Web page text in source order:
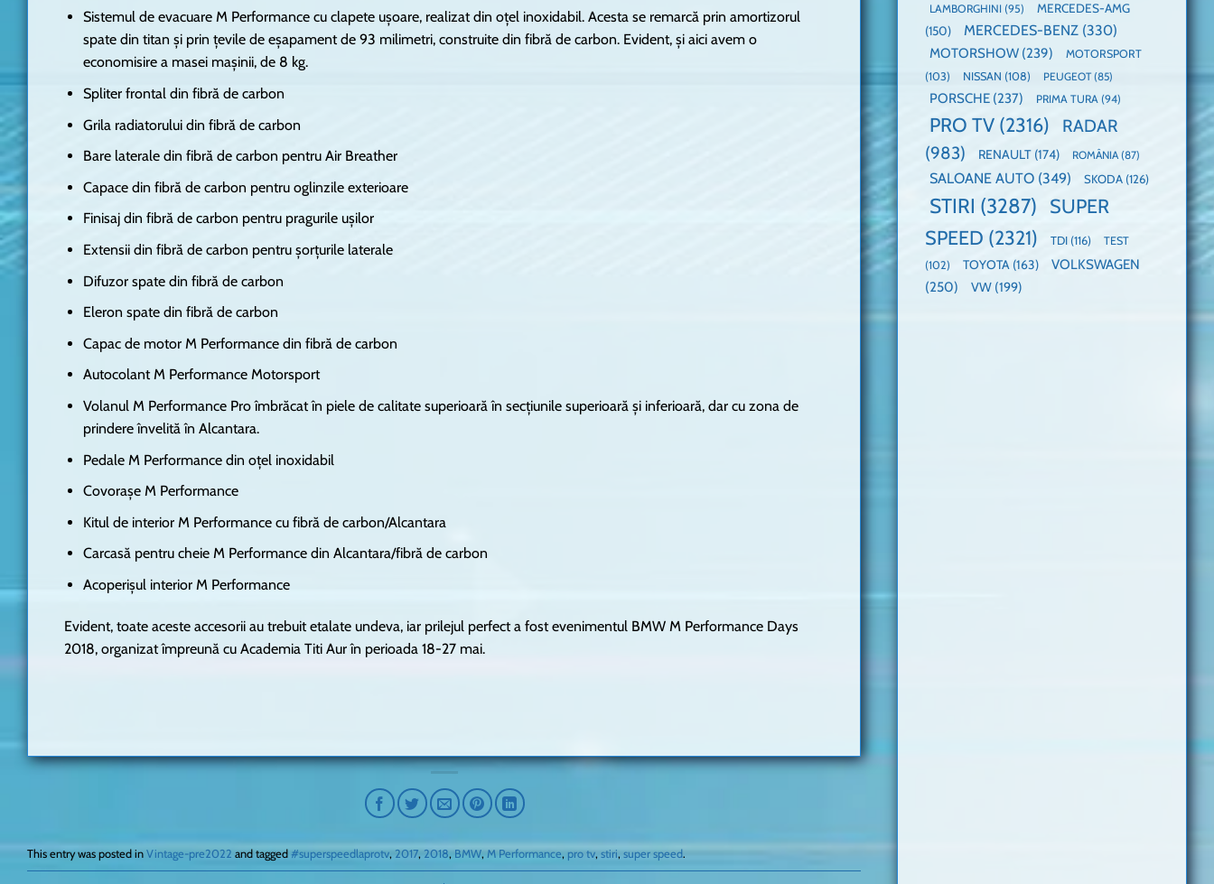
Sistemul de evacuare M Performance cu clapete uşoare, realizat din oţel inoxidabil. Acesta se remarcă prin amortizorul
spate din titan şi prin țevile de eşapament de 93 milimetri, construite din fibră de carbon. Evident, și aici avem o
economisire a masei mașinii, de 8 kg.
Spliter frontal din fibră de carbon
Grila radiatorului din fibră de carbon
Bare laterale din fibră de carbon pentru Air Breather
Capace din fibră de carbon pentru oglinzile exterioare
Finisaj din fibră de carbon pentru pragurile uşilor
Extensii din fibră de carbon pentru şorţurile laterale
Difuzor spate din fibră de carbon
Eleron spate din fibră de carbon
Capac de motor M Performance din fibră de carbon
Autocolant M Performance Motorsport
Volanul M Performance Pro îmbrăcat în piele de calitate superioară în secţiunile superioară şi inferioară, dar cu zona de
prindere învelită în Alcantara.
Pedale M Performance din oţel inoxidabil
Covoraşe M Performance
Kitul de interior M Performance cu fibră de carbon/Alcantara
Carcasă pentru cheie M Performance din Alcantara/fibră de carbon
Acoperişul interior M Performance
Evident, toate aceste accesorii au trebuit etalate undeva, iar prilejul perfect a fost evenimentul BMW M Performance Days
2018, organizat împreună cu Academia Titi Aur în perioada 18-27 mai.
This entry was posted in Vintage-pre2022 and tagged #superspeedlaprotv, 2017, 2018,BMW,M Performance,pro tv, stiri, super speed.
LAMBORGHINI (95)
MERCEDES-AMG
(150)
MERCEDES-BENZ (330)
MOTORSHOW (239)
MOTORSPORT
(103)
NISSAN (108) PEUGEOT(85)
PORSCHE (237) PRIMA TURA (94)
PRO TV (2316)
RADAR
(983)
RENAULT (174) ROMÂNIA(87)
SALOANE AUTO (349) SKODA (126)
STIRI (3287)
SUPER
SPEED (2321) TDI (116)
TEST
(102)
TOYOTA (163)
VOLKSWAGEN
(250)
VW (199)